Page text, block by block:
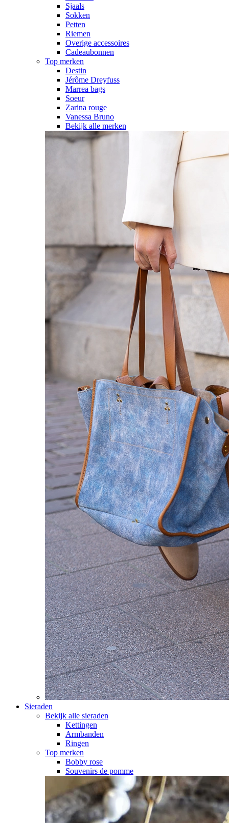
Sjaals
Sokken
Petten
Riemen
Overige accessoires
Cadeaubonnen
Top merken
Destin
Jérôme Dreyfuss
Marrea bags
Soeur
Zarina rouge
Vanessa Bruno
Bekijk alle merken
Sieraden
Bekijk alle sieraden
Kettingen
Armbanden
Ringen
Top merken
Bobby rose
Souvenirs de pomme